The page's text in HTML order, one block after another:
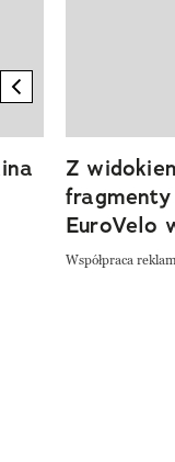
previous element
Z
EuroVelo
Współpraca